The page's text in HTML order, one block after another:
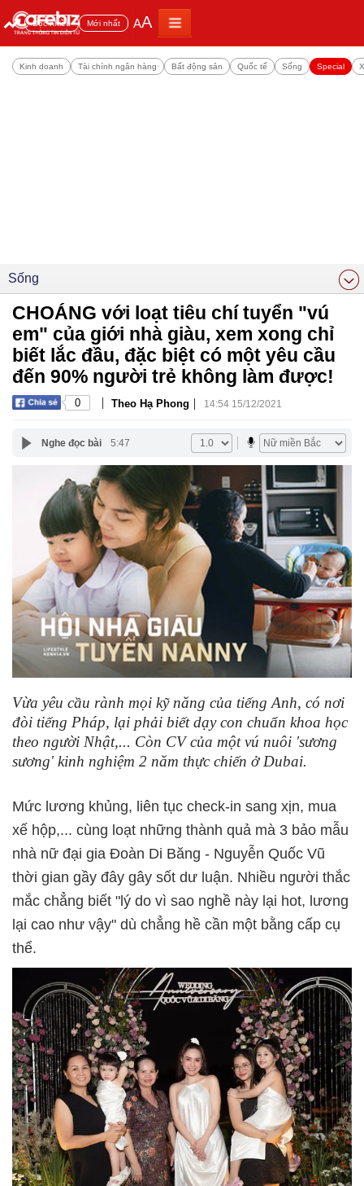
Đọc nhiều Mới nhất AA
Kinh doanh Tài chính ngân hàng Bất động sản Quốc tế Sống Special
Sống
CHOÁNG với loạt tiêu chí tuyển "vú
em" của giới nhà giàu, xem xong chỉ
biết lắc đầu, đặc biệt có một yêu cầu
đến 90% người trẻ không làm được!
0 | Theo Hạ Phong | 14:54 15/12/2021
Nghe đọc bài 5:47
Vừa yêu cầu rành mọi kỹ năng của tiếng Anh, có nơi
đòi tiếng Pháp, lại phải biết dạy con chuẩn khoa học
theo người Nhật,... Còn CV của một vú nuôi 'sương
sương' kinh nghiệm 2 năm thực chiến ở Dubai.
Mức lương khủng, liên tục check-in sang xịn, mua
xế hộp,... cùng loạt những thành quả mà 3 bảo mẫu
nhà nữ đại gia Đoàn Di Băng - Nguyễn Quốc Vũ
thời gian gầy đây gây sốt dư luận. Nhiều người thắc
mắc chẳng biết "lý do vì sao nghề này lại hot, lương
lại cao như vậy" dù chẳng hề cần một bằng cấp cụ
thể.